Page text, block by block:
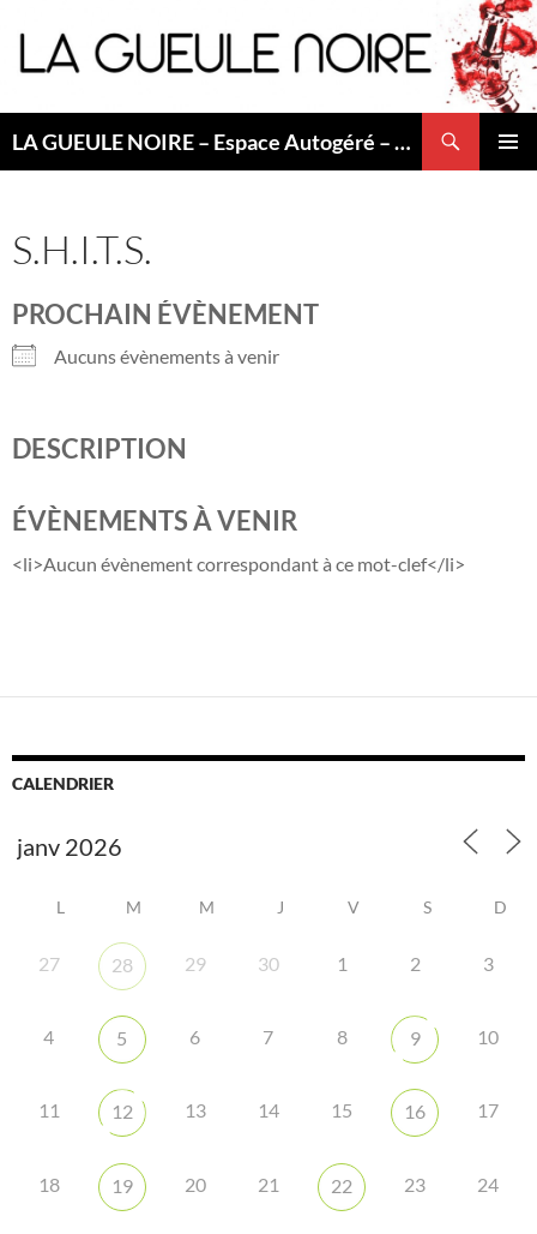
au
contenu
LA GUEULE NOIRE – Espace Autogéré – Saint Etienne
S.H.I.T.S.
PROCHAIN ÉVÈNEMENT
Aucuns évènements à venir
DESCRIPTION
ÉVÈNEMENTS À VENIR
<li>Aucun évènement correspondant à ce mot-clef</li>
CALENDRIER
L M M J V S D
27 28 29 30 1 2 3
4 5 6 7 8 9 10
11 12 13 14 15 16 17
18 19 20 21 22 23 24